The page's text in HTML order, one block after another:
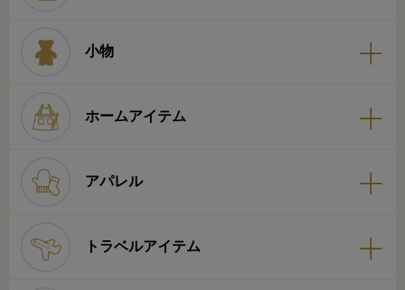
小物
ホームアイテム
アパレル
トラベルアイテム